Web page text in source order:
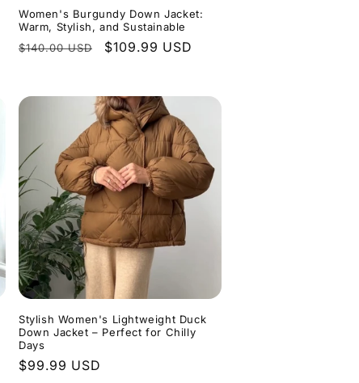
Women's Burgundy Down Jacket:
Warm, Stylish, and Sustainable
Normaler
$140.00 USD Verkaufspreis
$109.99 USD
Stylish Women's Lightweight Duck
Down Jacket – Perfect for Chilly
Days
Normaler
$99.99 USD